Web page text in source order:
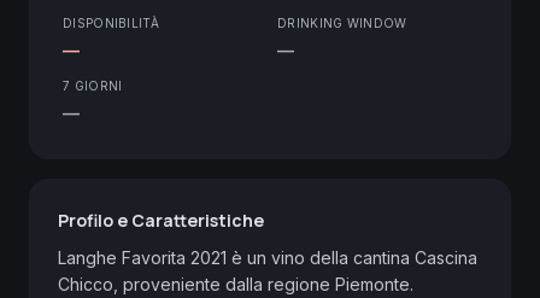
DISPONIBILITÀ
—
DRINKING WINDOW
—
7 GIORNI
—
Profilo e Caratteristiche
Langhe Favorita 2021 è un vino della cantina Cascina
Chicco, proveniente dalla regione Piemonte.